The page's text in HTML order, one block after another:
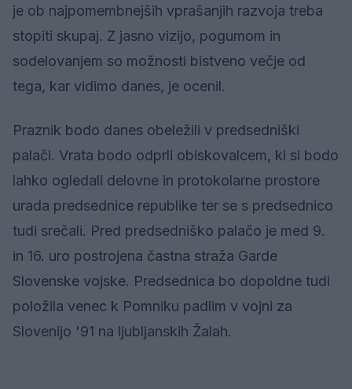
je ob najpomembnejših vprašanjih razvoja treba
stopiti skupaj. Z jasno vizijo, pogumom in
sodelovanjem so možnosti bistveno večje od
tega, kar vidimo danes, je ocenil.
Praznik bodo danes obeležili v predsedniški
palači. Vrata bodo odprli obiskovalcem, ki si bodo
lahko ogledali delovne in protokolarne prostore
urada predsednice republike ter se s predsednico
tudi srečali. Pred predsedniško palačo je med 9.
in 16. uro postrojena častna straža Garde
Slovenske vojske. Predsednica bo dopoldne tudi
položila venec k Pomniku padlim v vojni za
Slovenijo '91 na ljubljanskih Žalah.